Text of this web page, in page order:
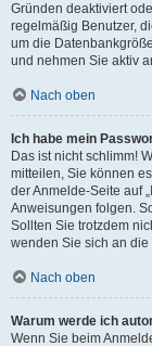
Gründen deaktiviert
regelmäßig Benutzer,
um die
und nehmen Sie aktiv
Nach oben
Ich habe mein
Das ist nicht schlimm!
mitteilen, Sie können
der Anmelde-Seite auf
Anweisungen folgen.
Sollten Sie trotzdem
wenden Sie sich an
Nach oben
Warum werde ich
Wenn Sie beim